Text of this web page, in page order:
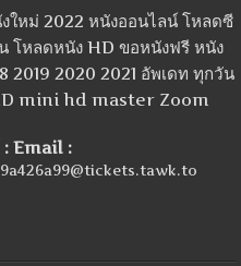
ใหม่ 2022 หนังออนไลน์ โหลดซี
โหลดหนัง HD ขอหนังฟรี หนัง
2019 2020 2021 อัพเดท ทุกวัน
mini hd master Zoom
: Email :